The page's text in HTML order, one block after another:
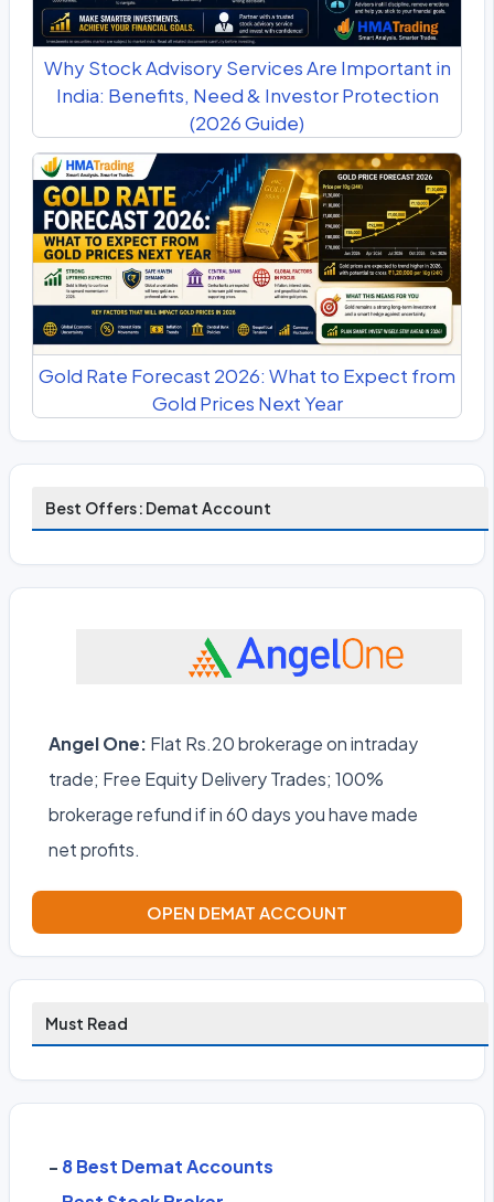
Why Stock Advisory Services Are Important in
India: Benefits, Need & Investor Protection
(2026 Guide)
Gold Rate Forecast 2026: What to Expect from
Gold Prices Next Year
Best Offers: Demat Account
Angel One: Flat Rs.20 brokerage on intraday
trade; Free Equity Delivery Trades; 100%
brokerage refund if in 60 days you have made
net profits.
OPEN DEMAT ACCOUNT
Must Read
- 8 Best Demat Accounts